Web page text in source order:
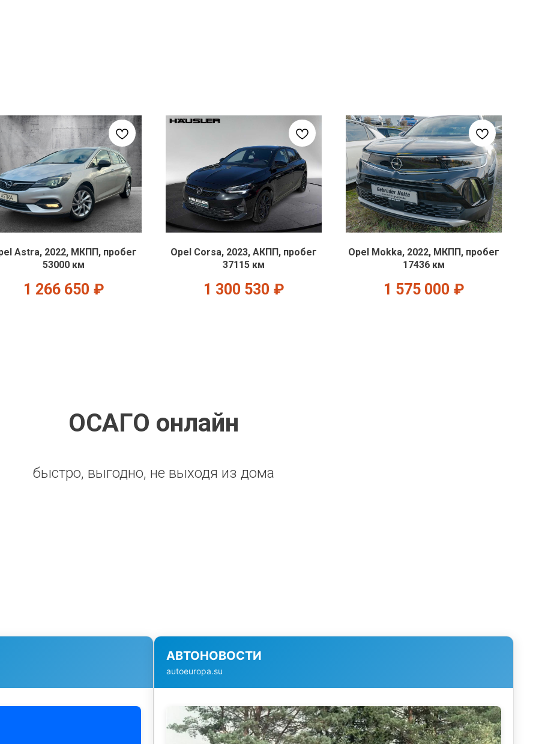
Astra, 2022, МКПП, пробег
53000 км
1 266 650 ₽
Opel Corsa, 2023, АКПП, пробег
37115 км
1 300 530 ₽
Opel Mokka, 2022, МКПП, пробег
17436 км
1 575 000 ₽
ОСАГО онлайн
быстро, выгодно, не выходя из дома
АВТОНОВОСТИ
autoeuropa.su